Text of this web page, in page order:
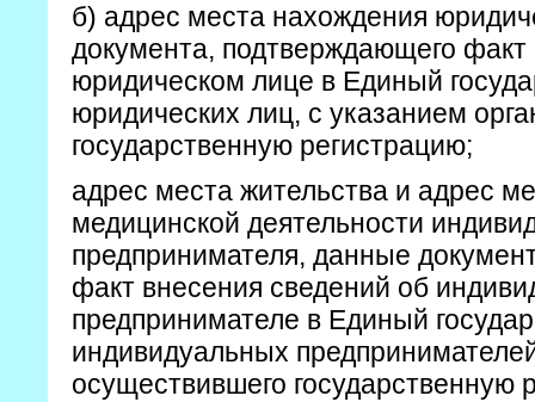
б) адрес места нахождения
документа, подтверждающего факт
юридическом лице в Единый
юридических лиц, с указанием
государственную регистрацию;
адрес места жительства и адрес
медицинской деятельности
предпринимателя, данные
факт внесения сведений об
предпринимателе в Единый
индивидуальных
осуществившего государственную